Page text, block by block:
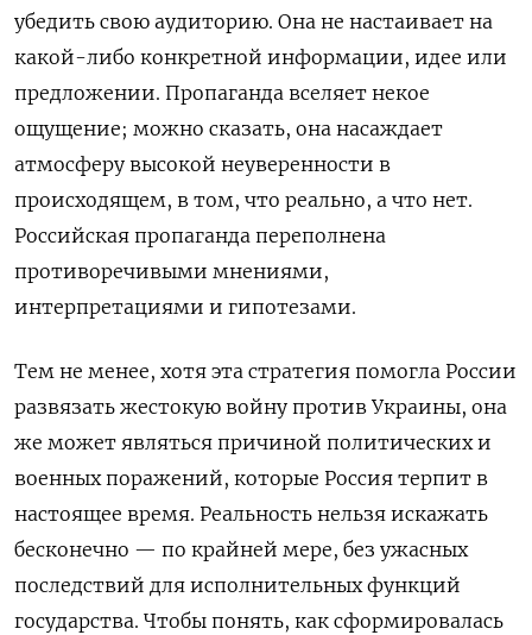
убедить свою аудиторию. Она не настаивает на
какой-либо конкретной информации, идее или
предложении. Пропаганда вселяет некое
ощущение; можно сказать, она насаждает
атмосферу высокой неуверенности в
происходящем, в том, что реально, а что нет.
Российская пропаганда переполнена
противоречивыми мнениями,
интерпретациями и гипотезами.
Тем не менее, хотя эта стратегия помогла России
развязать жестокую войну против Украины, она
же может являться причиной политических и
военных поражений, которые Россия терпит в
настоящее время. Реальность нельзя искажать
бесконечно — по крайней мере, без ужасных
последствий для исполнительных функций
государства. Чтобы понять, как сформировалась